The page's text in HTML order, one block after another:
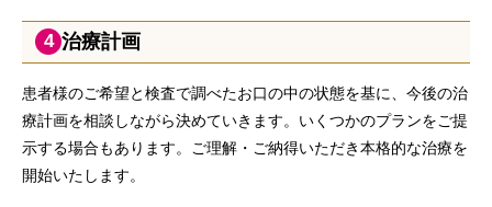
4 治療計画
患者様のご希望と検査で調べたお口の中の状態を基に、今後の治
療計画を相談しながら決めていきます。いくつかのプランをご提
示する場合もあります。ご理解・ご納得いただき本格的な治療を
開始いたします。